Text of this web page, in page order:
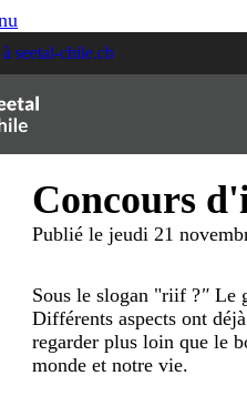
seetal-chile.ch
Concours
Publié le jeudi 21
Sous le slogan "riif ?" Le
Différents aspects ont
regarder plus loin que le
monde et notre vie.